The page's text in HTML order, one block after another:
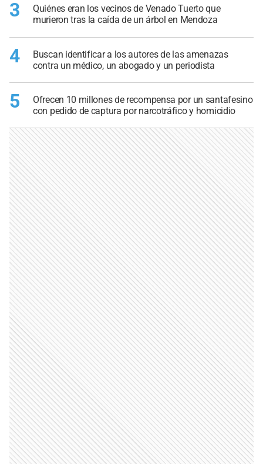
3
Quiénes eran los vecinos de Venado Tuerto que
murieron tras la caída de un árbol en Mendoza
4
Buscan identificar a los autores de las amenazas
contra un médico, un abogado y un periodista
5
Ofrecen 10 millones de recompensa por un santafesino
con pedido de captura por narcotráfico y homicidio